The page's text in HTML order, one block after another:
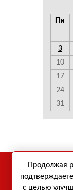
Пн
3
10
17
24
31
Вологда»
Продолжая
подтверждаете
с целью